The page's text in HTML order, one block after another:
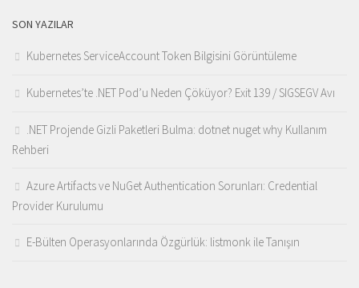
SON YAZILAR
Kubernetes ServiceAccount Token Bilgisini Görüntüleme
Kubernetes’te .NET Pod’u Neden Çöküyor? Exit 139 / SIGSEGV Avı
.NET Projende Gizli Paketleri Bulma: dotnet nuget why Kullanım
Rehberi
Azure Artifacts ve NuGet Authentication Sorunları: Credential
Provider Kurulumu
E-Bülten Operasyonlarında Özgürlük: listmonk ile Tanışın